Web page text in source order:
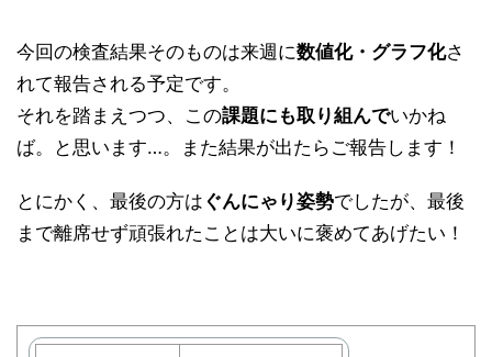
今回の検査結果そのものは来週に数値化・グラフ化さ
れて報告される予定です。
それを踏まえつつ、この課題にも取り組んでいかね
ば。と思います…。また結果が出たらご報告します！
とにかく、最後の方は ぐんにゃり姿勢でしたが、最後
まで離席せず頑張れたことは大いに褒めてあげたい！